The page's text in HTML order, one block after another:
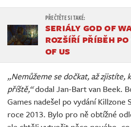
SERIÁLY GOD OF
ROZŠÍŘÍ PŘÍBĚH
OF US
„Nemůžeme se dočkat, až zjistíte,
příště,“dodal Jan-Bart van Beek.
Games nadešel po vydání Killzone
roce 2013. Bylo pro ně obtížné